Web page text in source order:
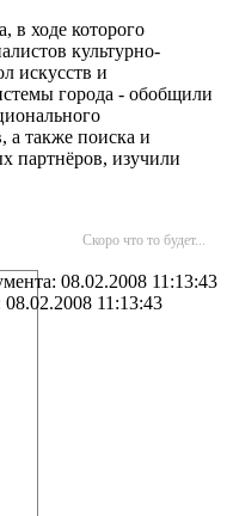
в ходе которого
культурно-
искусств и
города - обобщили
а также поиска и
партнёров, изучили
Скоро что то будет...
08.02.2008 11:13:43
11:13:43